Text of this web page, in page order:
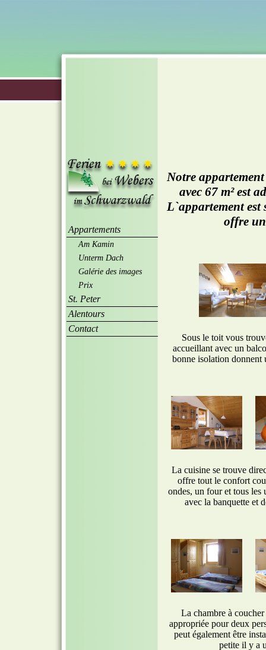
Appartements
Am Kamin
Unterm Dach
Galérie des images
Prix
St. Peter
Alentours
Contact
Notre
avec 67 m² est
L`appartement est
offre
Sous le toit vous
accueillant avec un
bonne isolation donnent
La cuisine se trouve
offre tout le confort
ondes, un four et tous les
avec la banquette et
La chambre à
appropriée pour deux
peut également être
petite il y a